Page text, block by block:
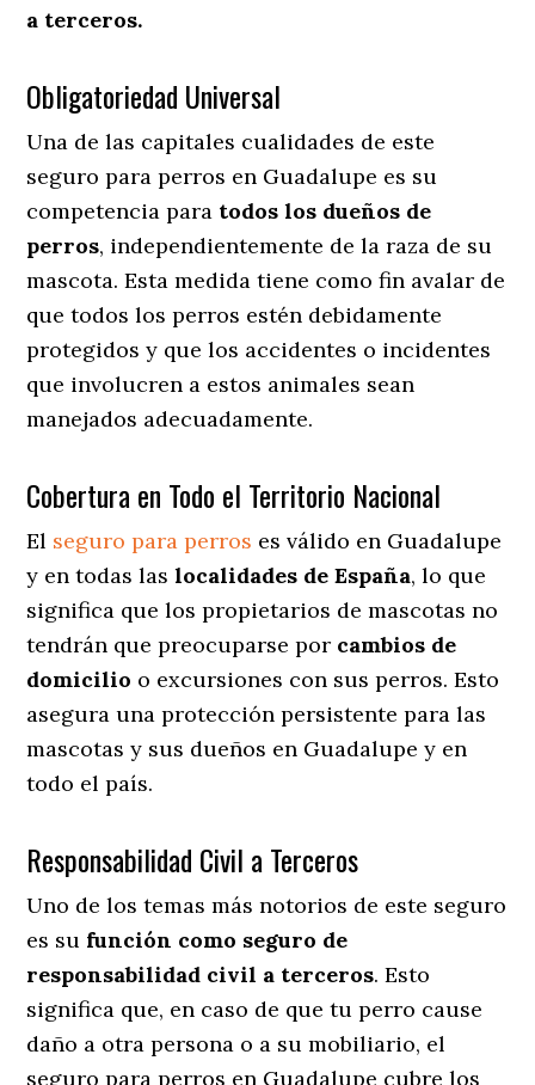
a terceros.
Obligatoriedad Universal
Una de las capitales cualidades de este
seguro para perros en Guadalupe es su
competencia para todos los dueños de
perros, independientemente de la raza de su
mascota. Esta medida tiene como fin avalar de
que todos los perros estén debidamente
protegidos y que los accidentes o incidentes
que involucren a estos animales sean
manejados adecuadamente.
Cobertura en Todo el Territorio Nacional
El seguro para perros es válido en Guadalupe
y en todas laslocalidades de España, lo que
significa que los propietarios de mascotas no
tendrán que preocuparse por cambios de
domicilio o excursiones con sus perros. Esto
asegura una protección persistente para las
mascotas y sus dueños en Guadalupe y en
todo el país.
Responsabilidad Civil a Terceros
Uno de los temas más notorios de este seguro
es su función como seguro de
responsabilidad civil a terceros. Esto
significa que, en caso de que tu perro cause
daño a otra persona o a su mobiliario, el
seguro para perros en Guadalupe cubre los